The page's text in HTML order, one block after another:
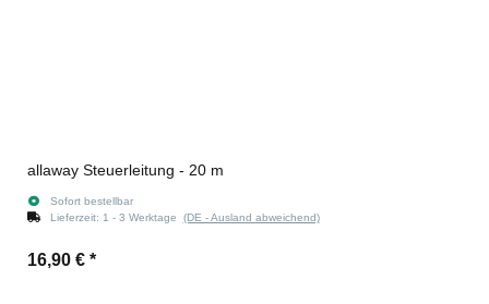
allaway Steuerleitung - 20 m
Sofort bestellbar
Lieferzeit: 1 - 3 Werktage (DE - Ausland abweichend)
16,90 € *